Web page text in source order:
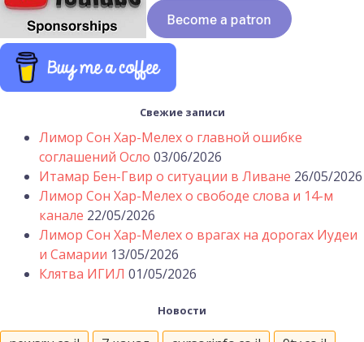
Свежие записи
Лимор Сон Хар-Мелех о главной ошибке
соглашений Осло 03/06/2026
Итамар Бен-Гвир о ситуации в Ливане 26/05/2026
Лимор Сон Хар-Мелех о свободе слова и 14-м
канале 22/05/2026
Лимор Сон Хар-Мелех о врагах на дорогах Иудеи
и Самарии 13/05/2026
Клятва ИГИЛ 01/05/2026
Новости